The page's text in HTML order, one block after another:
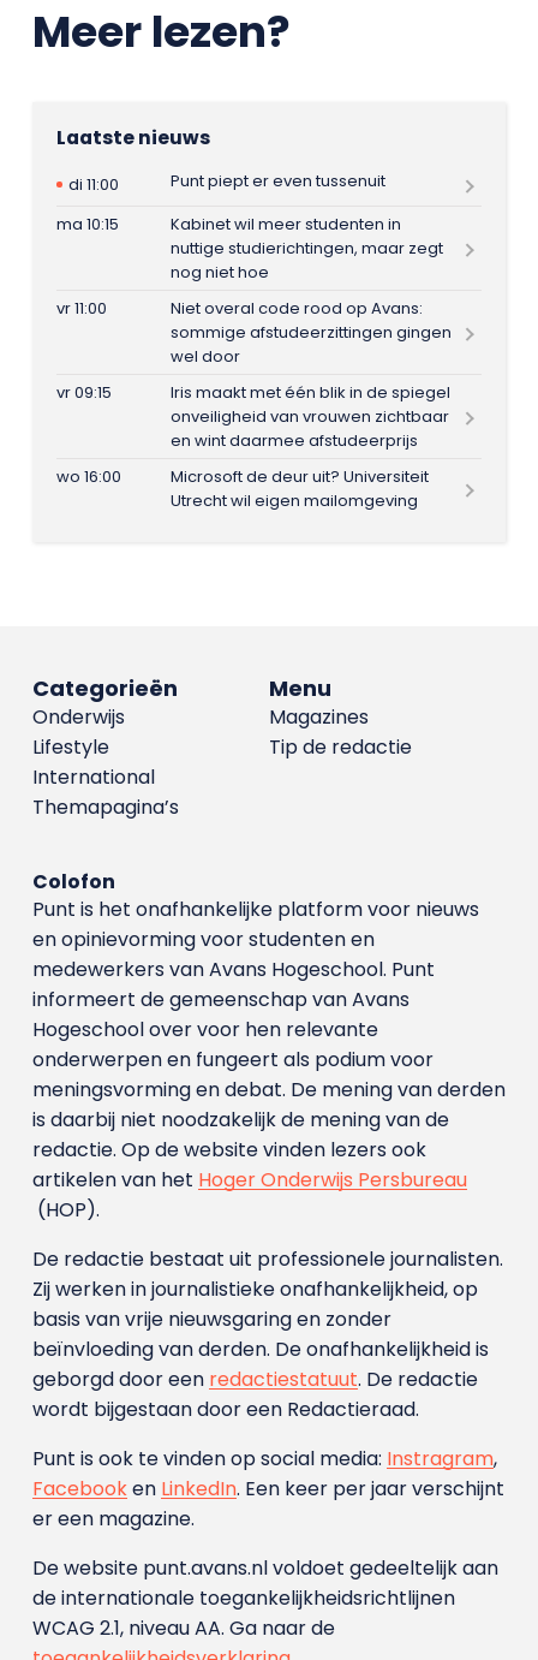
Meer lezen?
Laatste nieuws
di 11:00
Punt piept er even tussenuit
ma 10:15
Kabinet wil meer studenten in
nuttige studierichtingen, maar zegt
nog niet hoe
vr 11:00
Niet overal code rood op Avans:
sommige afstudeerzittingen gingen
wel door
vr 09:15
Iris maakt met één blik in de spiegel
onveiligheid van vrouwen zichtbaar
en wint daarmee afstudeerprijs
wo 16:00
Microsoft de deur uit? Universiteit
Utrecht wil eigen mailomgeving
Menu
Magazines
Tip de redactie
Categorieën
Onderwijs
Lifestyle
International
Themapagina’s
Colofon
Punt is het onafhankelijke platform voor nieuws
en opinievorming voor studenten en
medewerkers van Avans Hoge­school. Punt
informeert de gemeenschap van Avans
Hogeschool over voor hen relevante
onderwerpen en fungeert als podium voor
meningsvorming en debat. De mening van derden
is daarbij niet noodzakelijk de mening van de
redactie. Op de website vinden lezers ook
artikelen van het Hoger Onderwijs Persbureau
(HOP).
De redactie bestaat uit professionele journalisten.
Zij werken in journalistieke onafhankelijkheid, op
basis van vrije nieuwsgaring en zonder
beïnvloeding van derden. De onafhankelijkheid is
geborgd door een redactiestatuut. De redactie
wordt bijgestaan door een Redactieraad.
Punt is ook te vinden op social media: Instragram,
Facebooken LinkedIn. Een keer per jaar verschijnt
er een magazine.
De website punt.avans.nl voldoet gedeeltelijk aan
de internationale toegankelijkheidsrichtlijnen
WCAG 2.1, niveau AA. Ga naar de